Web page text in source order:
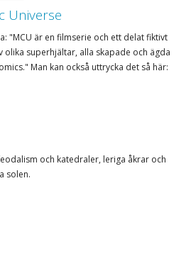
Universe
"MCU är en filmserie och ett delat fiktivt
olika superhjältar, alla skapade och ägda
Man kan också uttrycka det så här:
och katedraler, leriga åkrar och
solen.